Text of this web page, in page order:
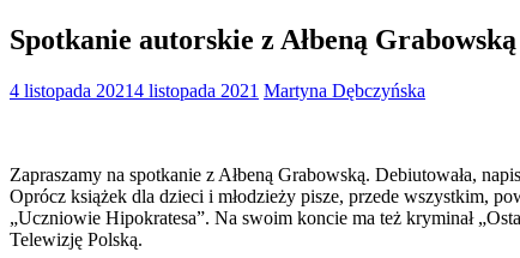
Spotkanie autorskie z Ałbeną Grabowską
4 listopada 20214 listopada 2021 Martyna Dębczyńska
Zapraszamy na spotkanie z Ałbeną Grabowską. Debiutowała,
Oprócz książek dla dzieci i młodzieży pisze, przede wszystkim,
„Uczniowie Hipokratesa”. Na swoim koncie ma też kryminał
Telewizję Polską.